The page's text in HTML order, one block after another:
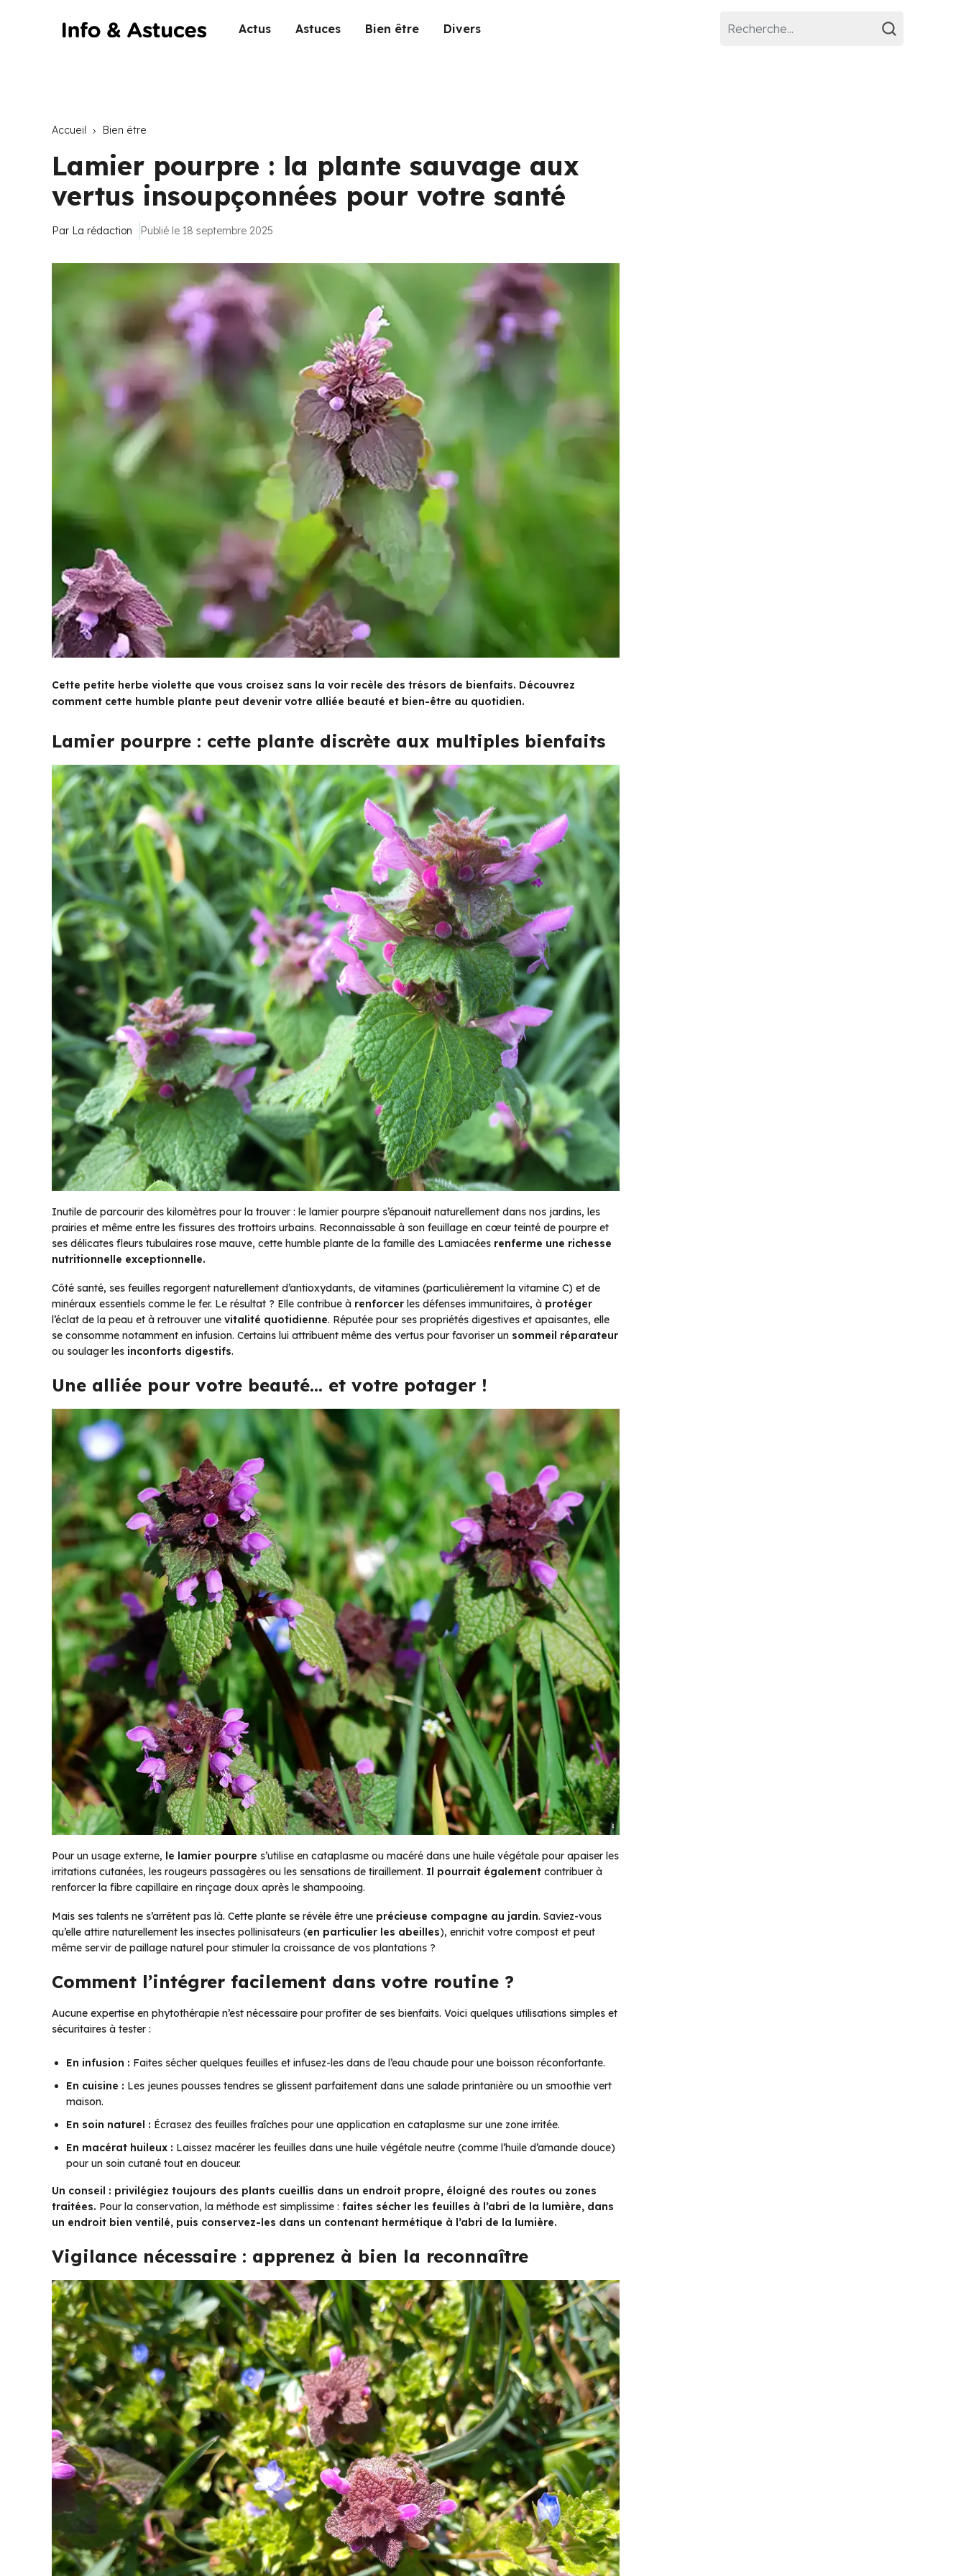
Actus Astuces Bien être Divers
Accueil Bien être
Lamier pourpre : la plante sauvage aux
vertus insoupçonnées pour votre santé
Par La rédaction Publié le 18 septembre 2025
Cette petite herbe violette que vous croisez sans la voir recèle des trésors de bienfaits. Découvrez
comment cette humble plante peut devenir votre alliée beauté et bien-être au quotidien.
Lamier pourpre : cette plante discrète aux multiples bienfaits
Inutile de parcourir des kilomètres pour la trouver : le lamier pourpre s’épanouit naturellement dans nos jardins, les
prairies et même entre les fissures des trottoirs urbains. Reconnaissable à son feuillage en cœur teinté de pourpre et
ses délicates fleurs tubulaires rose mauve, cette humble plante de la famille des Lamiacées renferme une richesse
nutritionnelle exceptionnelle.
Côté santé, ses feuilles regorgent naturellement d’antioxydants, de vitamines (particulièrement la vitamine C) et de
minéraux essentiels comme le fer. Le résultat ? Elle contribue à renforcer les défenses immunitaires, à protéger
l’éclat de la peau et à retrouver une vitalité quotidienne. Réputée pour ses propriétés digestives et apaisantes, elle
se consomme notamment en infusion. Certains lui attribuent même des vertus pour favoriser un sommeil réparateur
ou soulager les inconforts digestifs.
Une alliée pour votre beauté… et votre potager !
Pour un usage externe, le lamier pourpre s’utilise en cataplasme ou macéré dans une huile végétale pour apaiser les
irritations cutanées, les rougeurs passagères ou les sensations de tiraillement. Il pourrait également contribuer à
renforcer la fibre capillaire en rinçage doux après le shampooing.
Mais ses talents ne s’arrêtent pas là. Cette plante se révèle être une précieuse compagne au jardin. Saviez-vous
qu’elle attire naturellement les insectes pollinisateurs (en particulier les abeilles), enrichit votre compost et peut
même servir de paillage naturel pour stimuler la croissance de vos plantations ?
Comment l’intégrer facilement dans votre routine ?
Aucune expertise en phytothérapie n’est nécessaire pour profiter de ses bienfaits. Voici quelques utilisations simples et
sécuritaires à tester :
En infusion : Faites sécher quelques feuilles et infusez-les dans de l’eau chaude pour une boisson réconfortante.
En cuisine : Les jeunes pousses tendres se glissent parfaitement dans une salade printanière ou un smoothie vert
maison.
En soin naturel : Écrasez des feuilles fraîches pour une application en cataplasme sur une zone irritée.
En macérat huileux : Laissez macérer les feuilles dans une huile végétale neutre (comme l’huile d’amande douce)
pour un soin cutané tout en douceur.
Un conseil : privilégiez toujours des plants cueillis dans un endroit propre, éloigné des routes ou zones
traitées. Pour la conservation, la méthode est simplissime : faites sécher les feuilles à l’abri de la lumière, dans
un endroit bien ventilé, puis conservez-les dans un contenant hermétique à l’abri de la lumière.
Vigilance nécessaire : apprenez à bien la reconnaître